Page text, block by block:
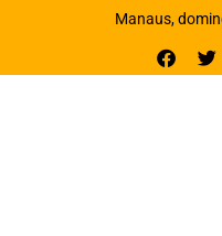
Manaus,